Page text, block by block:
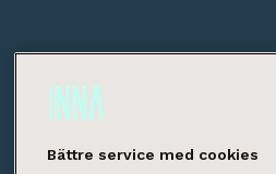
Bättre service med cookies